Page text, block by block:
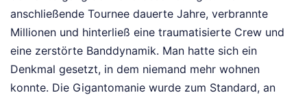
anschließende Tournee dauerte Jahre, verbrannte
Millionen und hinterließ eine traumatisierte Crew und
eine zerstörte Banddynamik. Man hatte sich ein
Denkmal gesetzt, in dem niemand mehr wohnen
konnte. Die Gigantomanie wurde zum Standard, an